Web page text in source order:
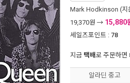
Mark Hodkinson (지
19,370원 → 15,880
세일즈포인트 : 78
지금 택배로 주문하면
알라딘 중고